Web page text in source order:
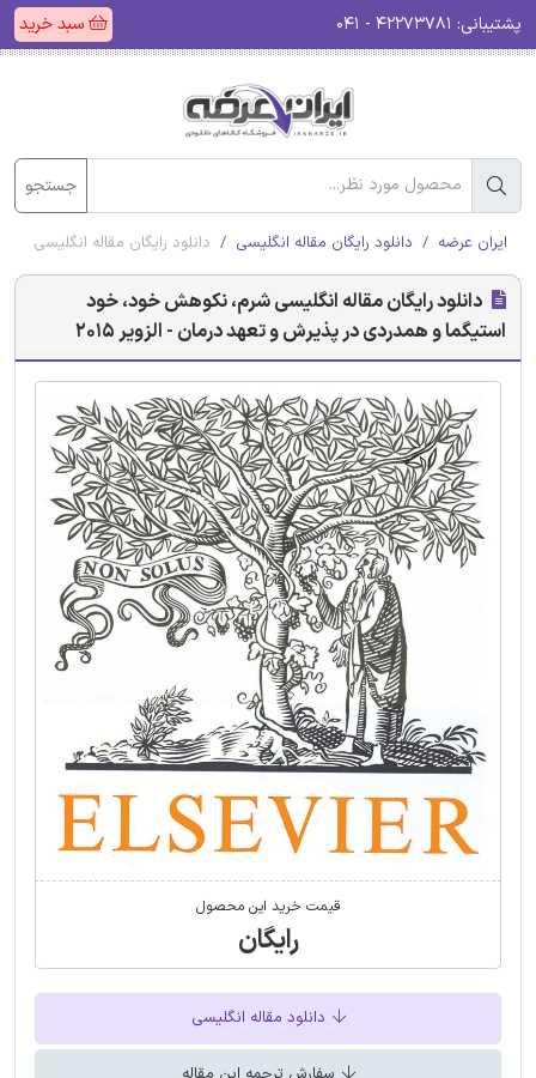
پشتیبانی: سبد خرید
جستجو
ایران عرضه دانلود رایگان مقاله انگلیسی دانلود رایگان مقاله انگلیسی
دانلود رایگان مقاله انگلیسی شرم، نکوهش خود، خود
استیگما و همدردی در پذیرش و تعهد درمان - الزویر 2015
قیمت خرید این محصول
رایگان
دانلود مقاله انگلیسی